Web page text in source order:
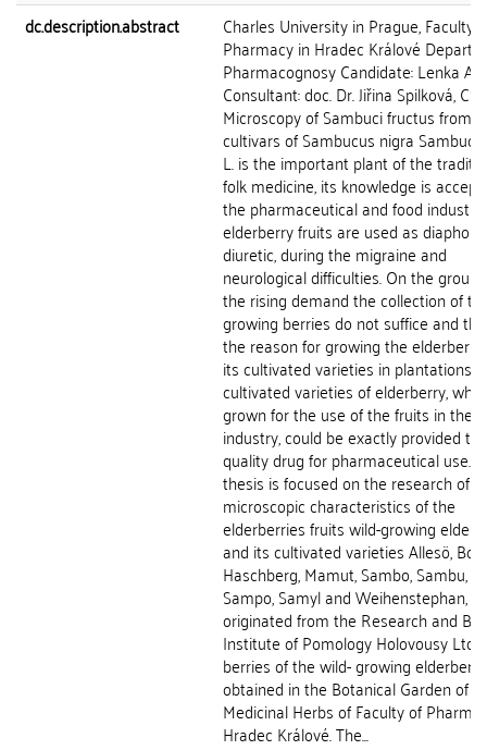
dc.description.abstract
Charles University in Prague, Faculty
Pharmacy in Hradec Králové
Pharmacognosy Candidate: Lenka
Consultant: doc. Dr. Jiřina Spilková, CSc.
Microscopy of Sambuci fructus from
cultivars of Sambucus nigra
L. is the important plant of the
folk medicine, its knowledge is
the pharmaceutical and food
elderberry fruits are used as
diuretic, during the migraine and
neurological difficulties. On the
the rising demand the collection of
growing berries do not suffice and
the reason for growing the
its cultivated varieties in plantations.
cultivated varieties of elderberry,
grown for the use of the fruits in the
industry, could be exactly provided the
quality drug for pharmaceutical use.
thesis is focused on the research of
microscopic characteristics of the
elderberries fruits wild-growing
and its cultivated varieties Allesö,
Haschberg, Mamut, Sambo, Sambu,
Sampo, Samyl and Weihenstephan,
originated from the Research and
Institute of Pomology Holovousy Ltd.
berries of the wild- growing
obtained in the Botanical Garden of
Medicinal Herbs of Faculty of
Hradec Králové. The...